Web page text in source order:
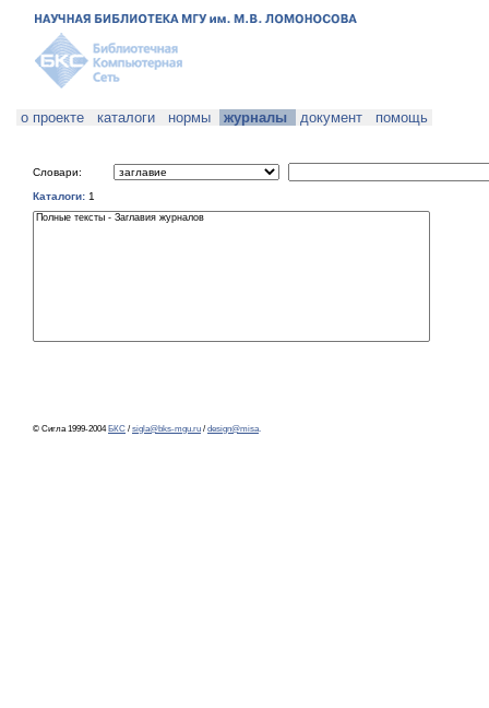
о проекте каталоги нормы журналы документ помощь
Словари:
Каталоги: 1
© Сигла 1999-2004 БКС / sigla@bks-mgu.ru / design@misa.